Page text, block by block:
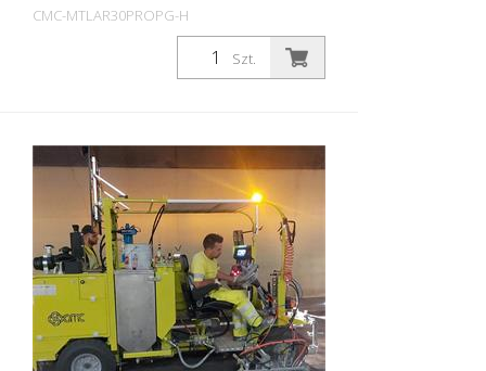
CMC-MTLAR30PROPG-H
Specjalnie zaprojektowana maszyna do
z dwoma kołami z przodu i jednym
kierowanym z tyłu sprawiają, że jest to
idealna maszyna do oznaczania ciasnych
zakrętów. AR 30 PRO-P-G jest prostą,
lekką i nieskomplikowaną maszyną
znakującą do małych oznaczeń w
sektorze profesjonalnym lub
komunalnym! Wyposażony w pompę
tłokową. Silnik benzynowy: - Moc 6 KM -
Rozrusznik ręczny Hamulec postojowy
przy przednim kole Regulowane tylne koło
Szt.